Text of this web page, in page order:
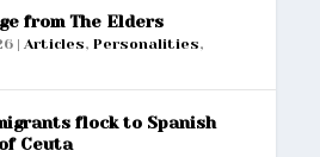
from The Elders
|Articles,Personalities,
flock to Spanish
Ceuta